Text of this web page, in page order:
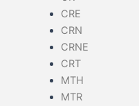
CRE
CRN
CRNE
CRT
MTH
MTR